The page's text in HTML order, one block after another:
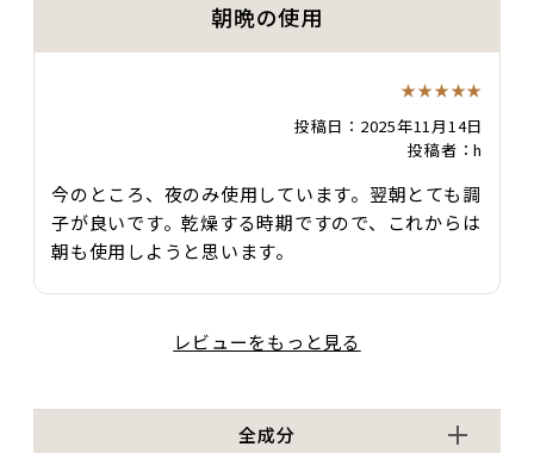
朝晩の使用
★★★★★
投稿日：2025年11月14日
投稿者：h
今のところ、夜のみ使用しています。翌朝とても調
子が良いです。乾燥する時期ですので、これからは
朝も使用しようと思います。
レビューをもっと見る
全成分